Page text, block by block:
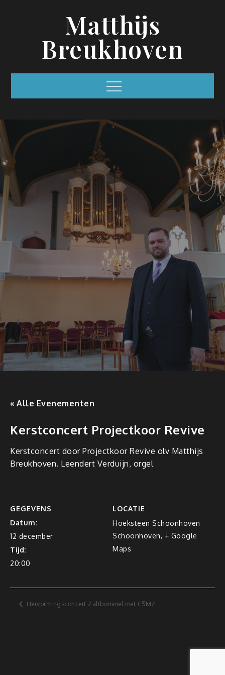
Matthijs
Breukhoven
Menu
« Alle Evenementen
Kerstconcert Projectkoor Revive
Kerstconcert door Projectkoor Revive olv Matthijs
Breukhoven. Leendert Verduijn, orgel
GEGEVENS
Datum:
12 december
Tijd:
20:00
LOCATIE
Hoeksteen Schoonhoven
Schoonhoven, + Google
Maps
Hervormingsconcert Zaltbommel met CSMZ